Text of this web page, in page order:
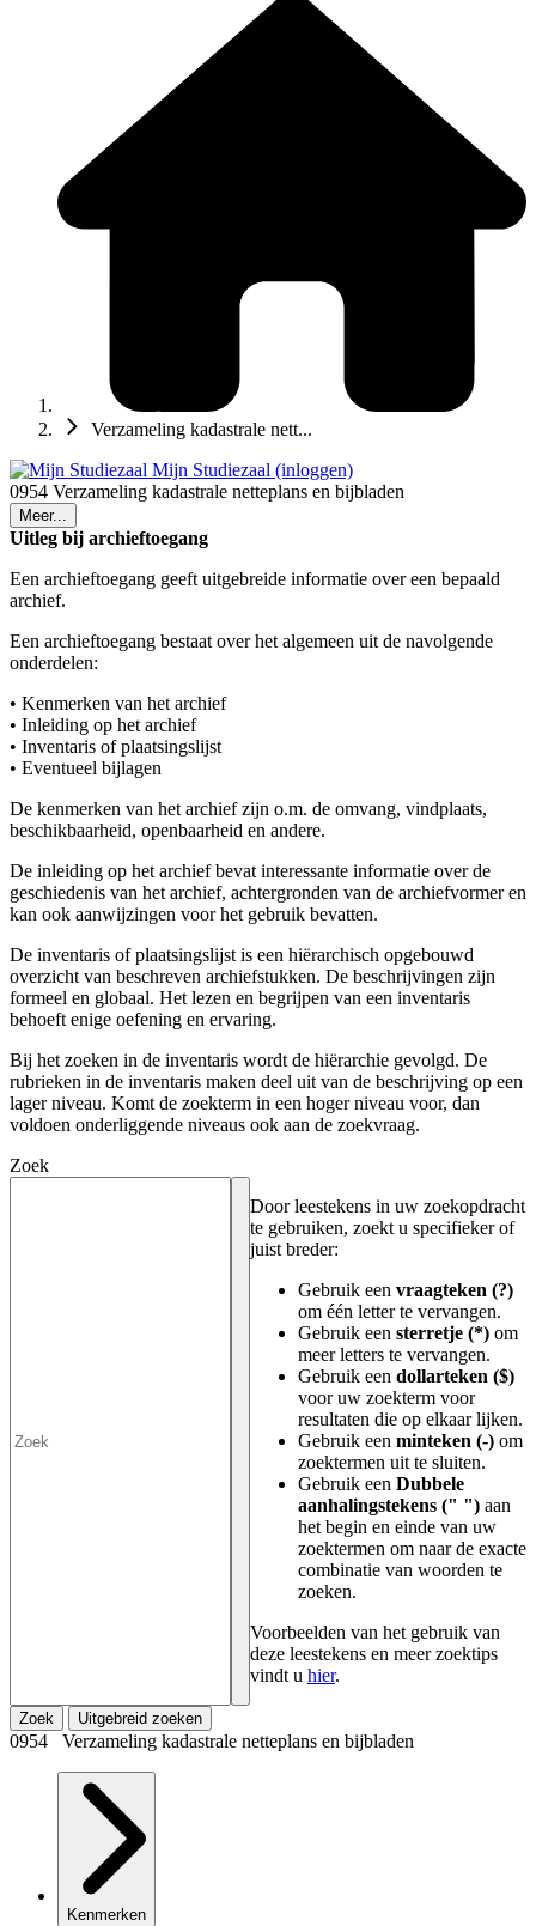
Verzameling kadastrale nett...
Mijn Studiezaal (inloggen)
0954 Verzameling kadastrale netteplans en bijbladen
Meer...
Uitleg bij archieftoegang
Een archieftoegang geeft uitgebreide informatie over een bepaald
archief.
Een archieftoegang bestaat over het algemeen uit de navolgende
onderdelen:
• Kenmerken van het archief
• Inleiding op het archief
• Inventaris of plaatsingslijst
• Eventueel bijlagen
De kenmerken van het archief zijn o.m. de omvang, vindplaats,
beschikbaarheid, openbaarheid en andere.
De inleiding op het archief bevat interessante informatie over de
geschiedenis van het archief, achtergronden van de archiefvormer en
kan ook aanwijzingen voor het gebruik bevatten.
De inventaris of plaatsingslijst is een hiërarchisch opgebouwd
overzicht van beschreven archiefstukken. De beschrijvingen zijn
formeel en globaal. Het lezen en begrijpen van een inventaris
behoeft enige oefening en ervaring.
Bij het zoeken in de inventaris wordt de hiërarchie gevolgd. De
rubrieken in de inventaris maken deel uit van de beschrijving op een
lager niveau. Komt de zoekterm in een hoger niveau voor, dan
voldoen onderliggende niveaus ook aan de zoekvraag.
Zoek
Door leestekens in uw zoekopdracht
te gebruiken, zoekt u specifieker of
juist breder:
Gebruik een vraagteken (?)
om één letter te vervangen.
Gebruik een sterretje (*) om
meer letters te vervangen.
Gebruik een dollarteken ($)
voor uw zoekterm voor
resultaten die op elkaar lijken.
Gebruik een minteken (-) om
zoektermen uit te sluiten.
Gebruik een Dubbele
aanhalingstekens (" ") aan
het begin en einde van uw
zoektermen om naar de exacte
combinatie van woorden te
zoeken.
Voorbeelden van het gebruik van
deze leestekens en meer zoektips
vindt u hier.
Zoek Uitgebreid zoeken
0954 Verzameling kadastrale netteplans en bijbladen
Kenmerken